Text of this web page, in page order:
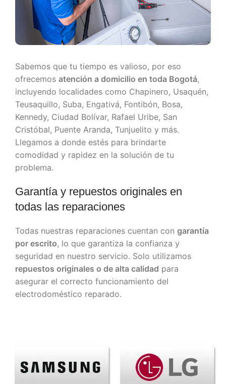
Sabemos que tu tiempo es valioso, por eso
ofrecemos atención a domicilio en toda Bogotá,
incluyendo localidades como Chapinero, Usaquén,
Teusaquillo, Suba, Engativá, Fontibón, Bosa,
Kennedy, Ciudad Bolívar, Rafael Uribe, San
Cristóbal, Puente Aranda, Tunjuelito y más.
Llegamos a donde estés para brindarte
comodidad y rapidez en la solución de tu
problema.
Garantía y repuestos originales en
todas las reparaciones
Todas nuestras reparaciones cuentan con garantía
por escrito, lo que garantiza la confianza y
seguridad en nuestro servicio. Solo utilizamos
repuestos originales o de alta calidad para
asegurar el correcto funcionamiento del
electrodoméstico reparado.